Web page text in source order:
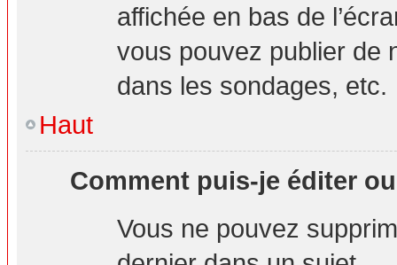
affichée en bas de
vous pouvez publier de
dans les sondages, etc.
Haut
Comment puis-je éditer
Vous ne pouvez